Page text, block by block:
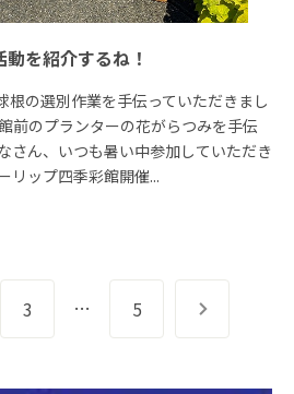
を紹介するね！
根の選別作業を手伝っていただきまし
前のプランターの花がらつみを手伝
さん、いつも暑い中参加していただき
リップ四季彩館開催...
3 … 5